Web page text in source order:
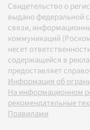
Свидетельство о
выдано федеральной
связи,
коммуникаций
несет
содержащейся в
предоставляет
Информация об
На информационном
рекомендательные
Правилами